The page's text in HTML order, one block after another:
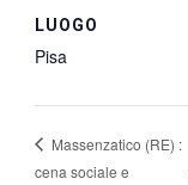
LUOGO
Pisa
Massenzatico (RE) :
cena sociale e